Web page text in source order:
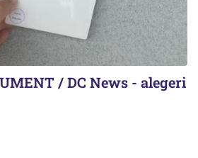
/ DC News - alegeri